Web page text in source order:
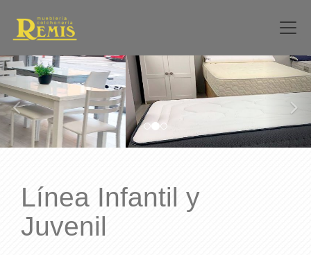
prev
Línea Infantil y
Juvenil